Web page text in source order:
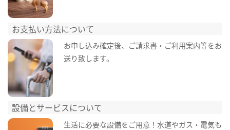
お支払い方法について
お申し込み確定後、ご請求書・ご利用案内等をお
送り致します。
設備とサービスについて
生活に必要な設備をご用意！水道やガス・電気も